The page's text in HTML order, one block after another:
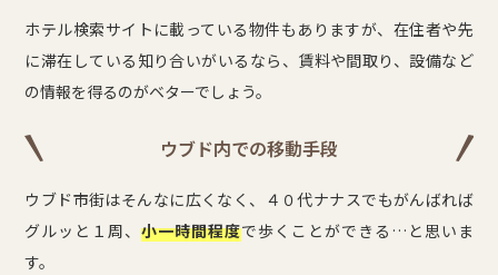
ホテル検索サイトに載っている物件もありますが、在住者や先
に滞在している知り合いがいるなら、賃料や間取り、設備など
の情報を得るのがベターでしょう。
ウブド内での移動手段
ウブド市街はそんなに広くなく、４０代ナナスでもがんばれば
グルッと１周、小一時間程度で歩くことができる…と思いま
す。